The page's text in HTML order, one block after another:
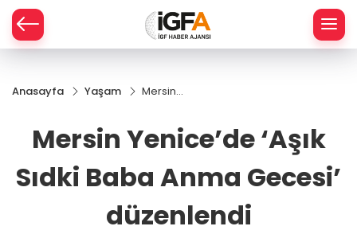
Anasayfa Yaşam
Mersin
Baba
Gecesi’
düzenlendi
Mersin Yenice’de ‘Aşık
Sıdki Baba Anma Gecesi’
düzenlendi